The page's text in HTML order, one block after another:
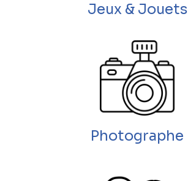
Jeux & Jouets
Photographe